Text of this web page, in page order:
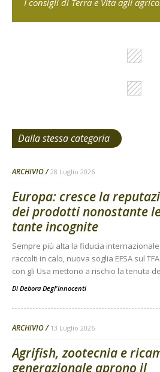
Dalla stessa categoria
ARCHIVIO 28 Luglio 2026
Europa: cresce la
dei prodotti nonostante
tante incognite
Sempre più alta la fiducia
raccolti in calo, nuova soglia EFSA sul
con gli Usa mettono a rischio la tenuta
Di Debora Degl'Innocenti
ARCHIVIO 13 Luglio 2026
Agrifish, zootecnia e
generazionale aprono il